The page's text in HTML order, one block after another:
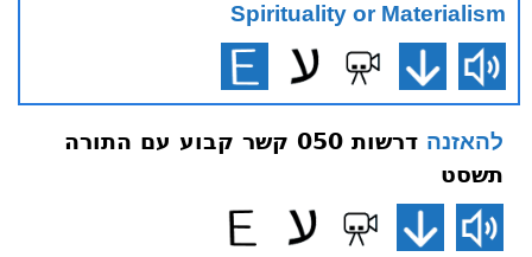
Spirituality or Materialism
להאזנה
דרשות 050 קשר קבוע עם התורה
תשסט